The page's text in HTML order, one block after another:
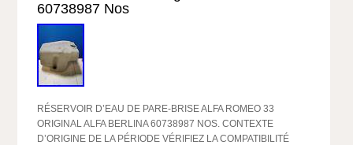
60738987 Nos
RÉSERVOIR D’EAU DE PARE-BRISE ALFA ROMEO 33
ORIGINAL ALFA BERLINA 60738987 NOS. CONTEXTE
D’ORIGINE DE LA PÉRIODE VÉRIFIEZ LA COMPATIBILITÉ